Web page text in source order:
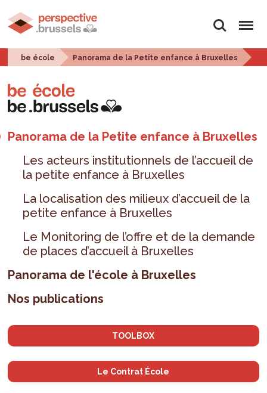
Rechercher
Menu
be école Panorama de la Petite enfance à Bruxelles
Panorama de la Petite enfance à Bruxelles
Les acteurs institutionnels de l’accueil de
la petite enfance à Bruxelles
La localisation des milieux d’accueil de la
petite enfance à Bruxelles
Le Monitoring de l’offre et de la demande
de places d’accueil à Bruxelles
Panorama de l'école à Bruxelles
Nos publications
TOOLBOX
Le Contrat École